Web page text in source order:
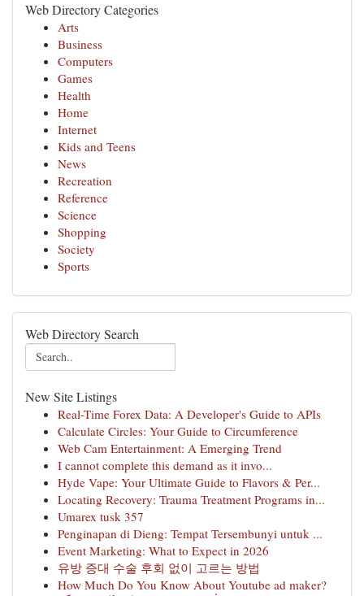
Web Directory Categories
Arts
Business
Computers
Games
Health
Home
Internet
Kids and Teens
News
Recreation
Reference
Science
Shopping
Society
Sports
Web Directory Search
New Site Listings
Real-Time Forex Data: A Developer's Guide to APIs
Calculate Circles: Your Guide to Circumference
Web Cam Entertainment: A Emerging Trend
I cannot complete this demand as it invo...
Hyde Vape: Your Ultimate Guide to Flavors & Per...
Locating Recovery: Trauma Treatment Programs in...
Umarex tusk 357
Penginapan di Dieng: Tempat Tersembunyi untuk ...
Event Marketing: What to Expect in 2026
유방 증대 수술 후회 없이 고르는 방법
How Much Do You Know About Youtube ad maker?